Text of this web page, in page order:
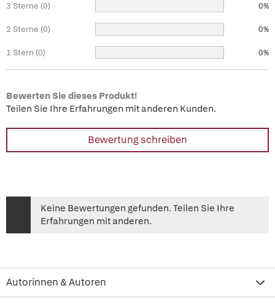
3 Sterne (0) 0%
2 Sterne (0) 0%
1 Stern (0) 0%
Bewerten Sie dieses Produkt!
Teilen Sie Ihre Erfahrungen mit anderen Kunden.
Bewertung schreiben
Keine Bewertungen gefunden. Teilen Sie Ihre
Erfahrungen mit anderen.
Autorinnen & Autoren